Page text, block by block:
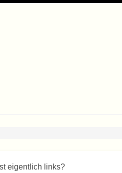
eigentlich links?